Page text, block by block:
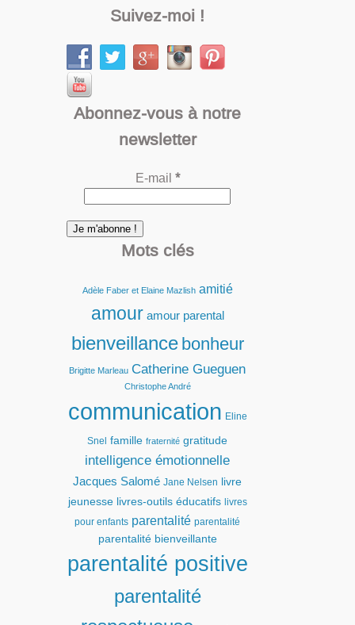
Suivez-moi !
Abonnez-vous à notre
newsletter
E-mail *
Mots clés
Adèle Faber et Elaine Mazlish amitié
amour amour parental
bienveillance bonheur
Brigitte Marleau Catherine Gueguen
Christophe André
communication Eline
Snel famille fraternité gratitude
intelligence émotionnelle
Jacques Salomé Jane Nelsen
livre
jeunesse livres-outils éducatifs livres
pour enfants parentalité parentalité
parentalité bienveillante
parentalité positive
parentalité